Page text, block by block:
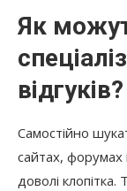
Як
відгуків?
Самостійно
сайтах, форумах
доволі клопітка.